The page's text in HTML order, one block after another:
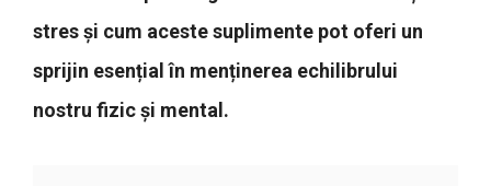
stres și cum aceste suplimente pot oferi un
sprijin esențial în menținerea echilibrului
nostru fizic și mental.